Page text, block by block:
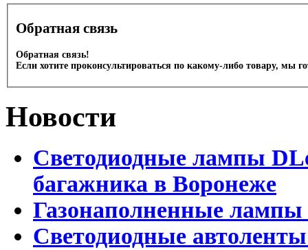
Обратная связь
Обратная связь!
Если хотите проконсультироваться по какому-либо товару, мы
Новости
Светодиодные лампы
багажника в Воронеже
Газонаполненные
Светодиодные